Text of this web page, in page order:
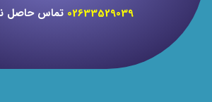
02633529039 تماس حاصل